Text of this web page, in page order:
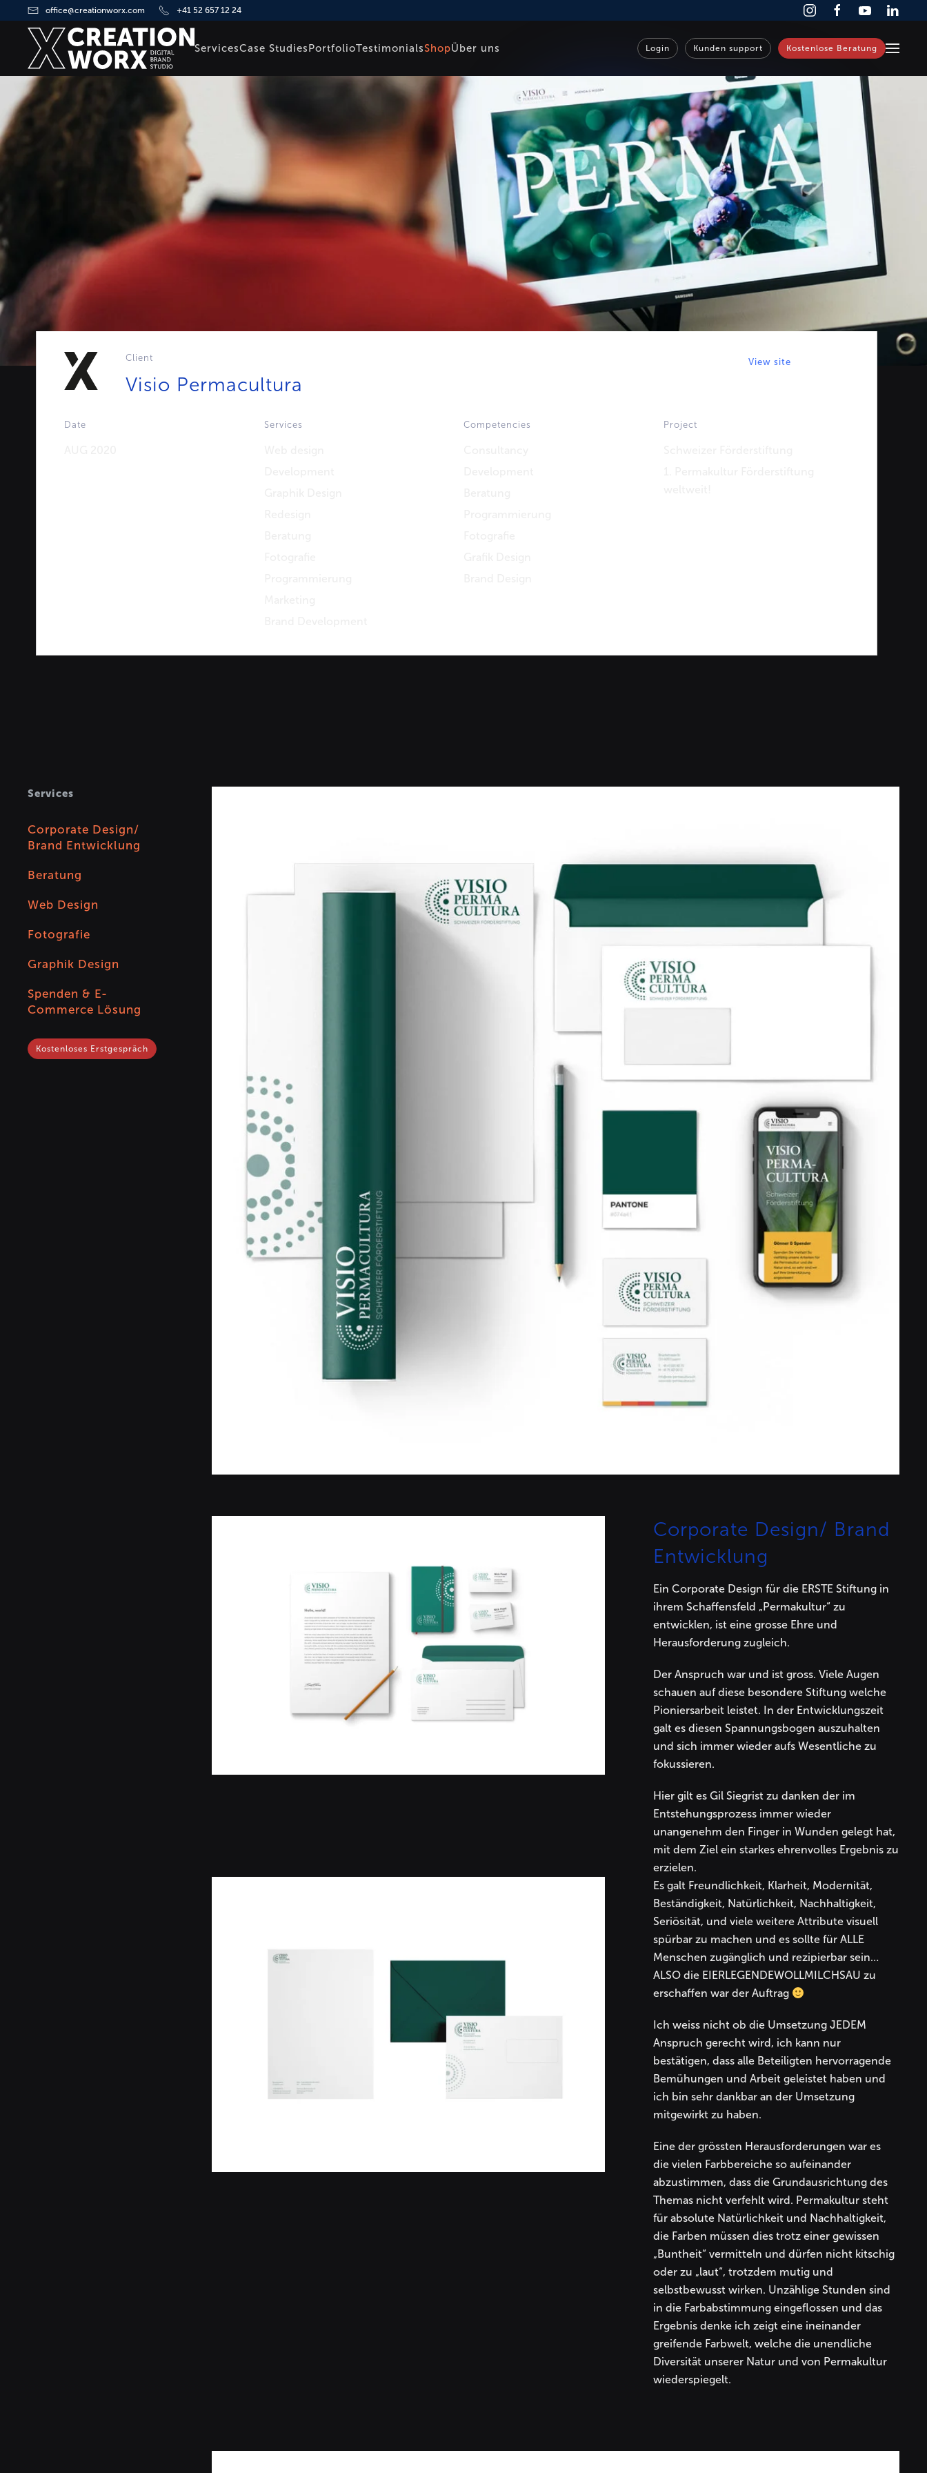
office@creationworx.com +41 52 657 12 24
ServicesCase StudiesPortfolioTestimonialsShopÜber uns Login Kunden support Kostenlose Beratung
Zum Hauptinhalt springen
Client
Visio Permacultura
View site
Date Services Competencies Project
Corporate Design/ Brand
Entwicklung
Ein Corporate Design für die ERSTE Stiftung in
ihrem Schaffensfeld „Permakultur“ zu
entwicklen, ist eine grosse Ehre und
Herausforderung zugleich.
Der Anspruch war und ist gross. Viele Augen
schauen auf diese besondere Stiftung welche
Pioniersarbeit leistet. In der Entwicklungszeit
galt es diesen Spannungsbogen auszuhalten
und sich immer wieder aufs Wesentliche zu
fokussieren.
Hier gilt es Gil Siegrist zu danken der im
Entstehungsprozess immer wieder
unangenehm den Finger in Wunden gelegt hat,
mit dem Ziel ein starkes ehrenvolles Ergebnis zu
erzielen.
Es galt Freundlichkeit, Klarheit, Modernität,
Beständigkeit, Natürlichkeit, Nachhaltigkeit,
Seriösität, und viele weitere Attribute visuell
spürbar zu machen und es sollte für ALLE
Menschen zugänglich und rezipierbar sein…
ALSO die EIERLEGENDEWOLLMILCHSAU zu
erschaffen war der Auftrag
Ich weiss nicht ob die Umsetzung JEDEM
Anspruch gerecht wird, ich kann nur
bestätigen, dass alle Beteiligten hervorragende
Bemühungen und Arbeit geleistet haben und
ich bin sehr dankbar an der Umsetzung
mitgewirkt zu haben.
Eine der grössten Herausforderungen war es
die vielen Farbbereiche so aufeinander
abzustimmen, dass die Grundausrichtung des
Themas nicht verfehlt wird. Permakultur steht
für absolute Natürlichkeit und Nachhaltigkeit,
die Farben müssen dies trotz einer gewissen
„Buntheit“ vermitteln und dürfen nicht kitschig
oder zu „laut“, trotzdem mutig und
selbstbewusst wirken. Unzählige Stunden sind
in die Farbabstimmung eingeflossen und das
Ergebnis denke ich zeigt eine ineinander
greifende Farbwelt, welche die unendliche
Diversität unserer Natur und von Permakultur
wiederspiegelt.
Services
Corporate Design/
Brand Entwicklung
Beratung
Web Design
Fotografie
Graphik Design
Spenden & E-
Commerce Lösung
Kostenloses Erstgespräch